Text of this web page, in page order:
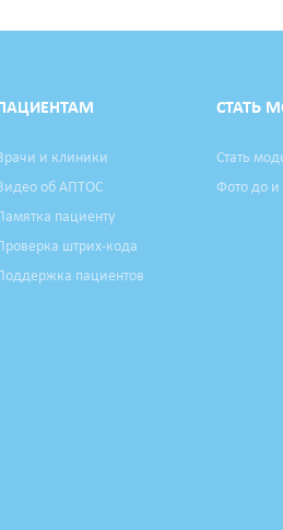
и клиники
об АПТОС
пациенту
штрих-кода
пациентов
СТАТЬ
Стать
Фото до и